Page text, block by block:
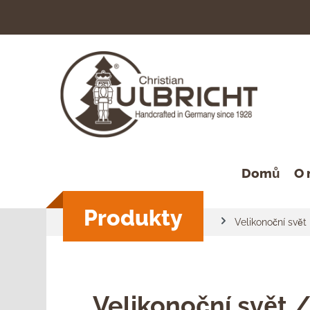
Domů
Produkty
O
Velikonoční svět